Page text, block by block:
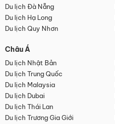
Du lịch Đà Nẵng
Du lịch Hạ Long
Du lịch Quy Nhơn
Châu Á
Du lịch Nhật Bản
Du lịch Trung Quốc
Du lịch Malaysia
Du lịch Dubai
Du lịch Thái Lan
Du lịch Trương Gia Giới